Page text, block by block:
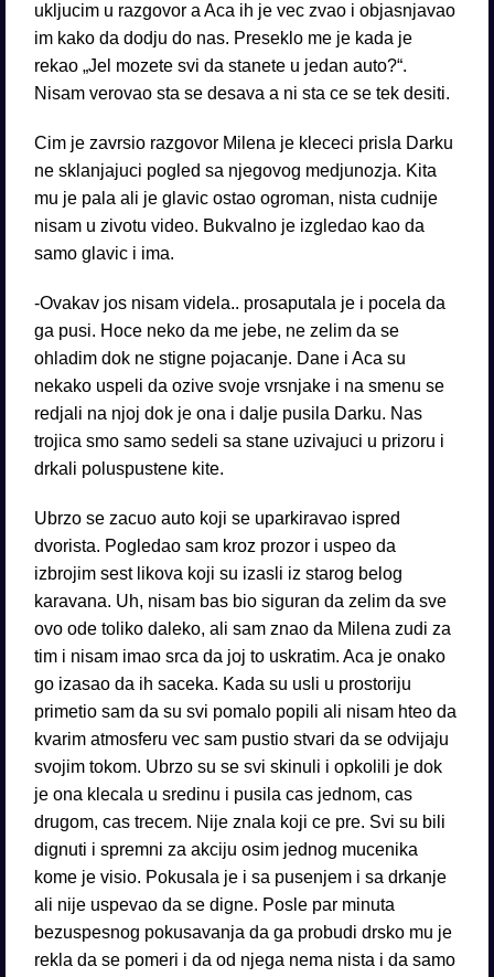
ukljucim u razgovor a Aca ih je vec zvao i objasnjavao
im kako da dodju do nas. Preseklo me je kada je
rekao „Jel mozete svi da stanete u jedan auto?“.
Nisam verovao sta se desava a ni sta ce se tek desiti.
Cim je zavrsio razgovor Milena je klececi prisla Darku
ne sklanjajuci pogled sa njegovog medjunozja. Kita
mu je pala ali je glavic ostao ogroman, nista cudnije
nisam u zivotu video. Bukvalno je izgledao kao da
samo glavic i ima.
-Ovakav jos nisam videla.. prosaputala je i pocela da
ga pusi. Hoce neko da me jebe, ne zelim da se
ohladim dok ne stigne pojacanje. Dane i Aca su
nekako uspeli da ozive svoje vrsnjake i na smenu se
redjali na njoj dok je ona i dalje pusila Darku. Nas
trojica smo samo sedeli sa stane uzivajuci u prizoru i
drkali poluspustene kite.
Ubrzo se zacuo auto koji se uparkiravao ispred
dvorista. Pogledao sam kroz prozor i uspeo da
izbrojim sest likova koji su izasli iz starog belog
karavana. Uh, nisam bas bio siguran da zelim da sve
ovo ode toliko daleko, ali sam znao da Milena zudi za
tim i nisam imao srca da joj to uskratim. Aca je onako
go izasao da ih saceka. Kada su usli u prostoriju
primetio sam da su svi pomalo popili ali nisam hteo da
kvarim atmosferu vec sam pustio stvari da se odvijaju
svojim tokom. Ubrzo su se svi skinuli i opkolili je dok
je ona klecala u sredinu i pusila cas jednom, cas
drugom, cas trecem. Nije znala koji ce pre. Svi su bili
dignuti i spremni za akciju osim jednog mucenika
kome je visio. Pokusala je i sa pusenjem i sa drkanje
ali nije uspevao da se digne. Posle par minuta
bezuspesnog pokusavanja da ga probudi drsko mu je
rekla da se pomeri i da od njega nema nista i da samo